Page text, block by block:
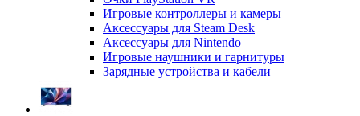
Игровые контроллеры и камеры
Аксессуары для Steam Desk
Аксессуары для Nintendo
Игровые наушники и гарнитуры
Зарядные устройства и кабели